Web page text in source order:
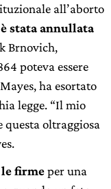
all’aborto
è stata annullata
Brnovich,
poteva essere
ha esortato
legge. “Il mio
oltraggiosa
firmeper una